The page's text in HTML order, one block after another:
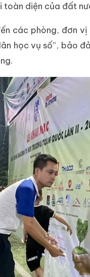
toàn diện của đất
các phòng, đơn
học vụ số”,